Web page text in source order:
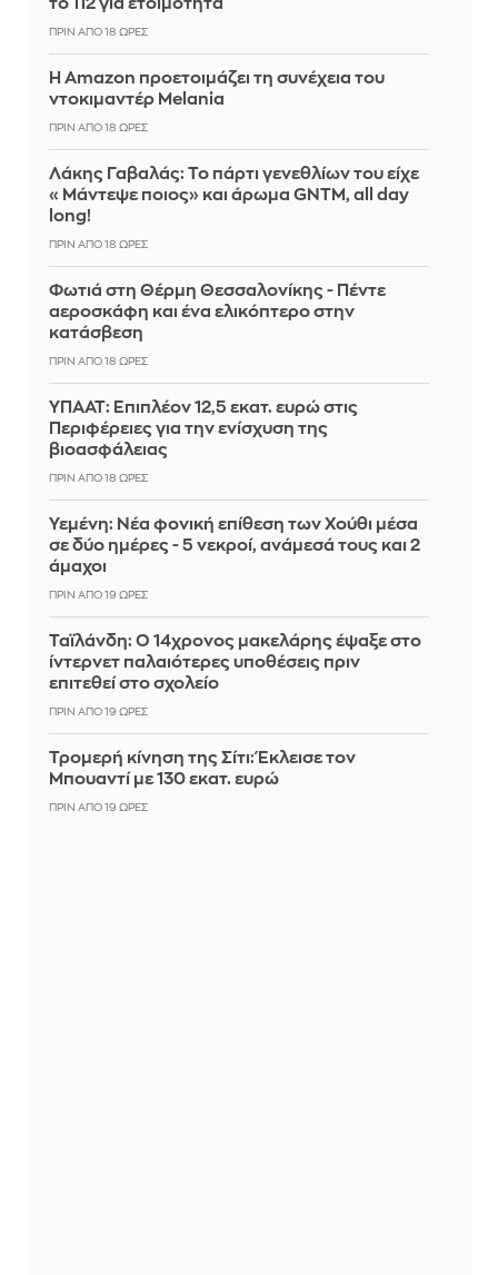
το 112 για ετοιμότητα
ΠΡΙΝ ΑΠΌ 18 ΏΡΕΣ
Η Amazon προετοιμάζει τη συνέχεια του
ντοκιμαντέρ Melania
ΠΡΙΝ ΑΠΌ 18 ΏΡΕΣ
Λάκης Γαβαλάς: Το πάρτι γενεθλίων του είχε
«Μάντεψε ποιος» και άρωμα GNTM, all day
long!
ΠΡΙΝ ΑΠΌ 18 ΏΡΕΣ
Φωτιά στη Θέρμη Θεσσαλονίκης - Πέντε
αεροσκάφη και ένα ελικόπτερο στην
κατάσβεση
ΠΡΙΝ ΑΠΌ 18 ΏΡΕΣ
ΥΠΑΑΤ: Επιπλέον 12,5 εκατ. ευρώ στις
Περιφέρειες για την ενίσχυση της
βιοασφάλειας
ΠΡΙΝ ΑΠΌ 18 ΏΡΕΣ
Υεμένη: Νέα φονική επίθεση των Χούθι μέσα
σε δύο ημέρες - 5 νεκροί, ανάμεσά τους και 2
άμαχοι
ΠΡΙΝ ΑΠΌ 19 ΏΡΕΣ
Ταϊλάνδη: Ο 14χρονος μακελάρης έψαξε στο
ίντερνετ παλαιότερες υποθέσεις πριν
επιτεθεί στο σχολείο
ΠΡΙΝ ΑΠΌ 19 ΏΡΕΣ
Τρομερή κίνηση της Σίτι: Έκλεισε τον
Μπουαντί με 130 εκατ. ευρώ
ΠΡΙΝ ΑΠΌ 19 ΏΡΕΣ